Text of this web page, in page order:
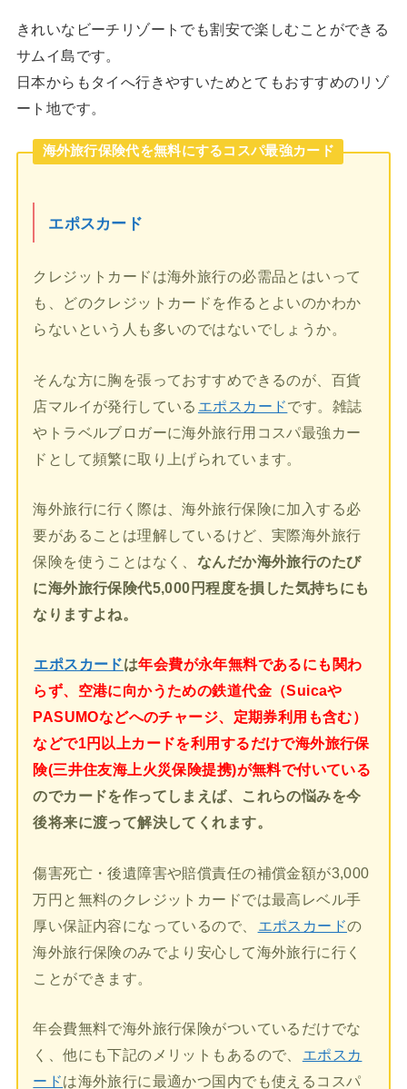
きれいなビーチリゾートでも割安で楽しむことができる
サムイ島です。
日本からもタイへ行きやすいためとてもおすすめのリゾ
ート地です。
海外旅行保険代を無料にするコスパ最強カード
エポスカード
クレジットカードは海外旅行の必需品とはいって
も、どのクレジットカードを作るとよいのかわか
らないという人も多いのではないでしょうか。
そんな方に胸を張っておすすめできるのが、百貨
店マルイが発行している エポスカードです。雑誌
やトラベルブロガーに海外旅行用コスパ最強カー
ドとして頻繁に取り上げられています。
海外旅行に行く際は、海外旅行保険に加入する必
要があることは理解しているけど、実際海外旅行
保険を使うことはなく、 なんだか海外旅行のたび
に海外旅行保険代5,000円程度を損した気持ちにも
なりますよね。
エポスカードは年会費が永年無料であるにも関わ
らず、空港に向かうための鉄道代金（Suicaや
PASUMOなどへのチャージ、定期券利用も含む）
などで1円以上カードを利用するだけで海外旅行保
険(三井住友海上火災保険提携)が無料で付いている
のでカードを作ってしまえば、これらの悩みを今
後将来に渡って解決してくれます。
傷害死亡・後遺障害や賠償責任の補償金額が3,000
万円と無料のクレジットカードでは最高レベル手
厚い保証内容になっているので、
エポスカードの
海外旅行保険のみでより安心して海外旅行に行く
ことができます。
年会費無料で海外旅行保険がついているだけでな
く、他にも下記のメリットもあるので、
エポスカ
ードは海外旅行に最適かつ国内でも使えるコスパ